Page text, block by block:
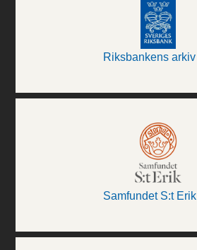
Riksbankens arkiv
Samfundet S:t Erik